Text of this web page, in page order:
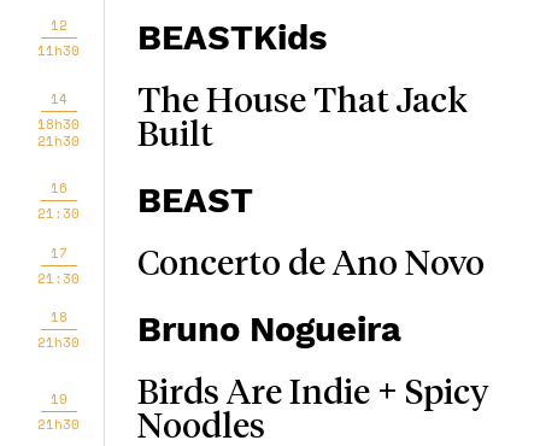
12
11h30
BEASTKids
14
18h30
21h30
The House That Jack
Built
16
21:30
BEAST
17
21:30
Concerto de Ano Novo
18
21h30
Bruno Nogueira
19
21h30
Birds Are Indie + Spicy
Noodles